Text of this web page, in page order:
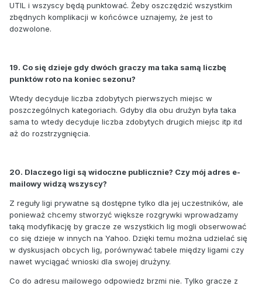
UTIL i wszyscy będą punktować. Żeby oszczędzić wszystkim
zbędnych komplikacji w końcówce uznajemy, że jest to
dozwolone.
19. Co się dzieje gdy dwóch graczy ma taka samą liczbę
punktów roto na koniec sezonu?
Wtedy decyduje liczba zdobytych pierwszych miejsc w
poszczególnych kategoriach. Gdyby dla obu drużyn była taka
sama to wtedy decyduje liczba zdobytych drugich miejsc itp itd
aż do rozstrzygnięcia.
20. Dlaczego ligi są widoczne publicznie? Czy mój adres e-
mailowy widzą wszyscy?
Z reguły ligi prywatne są dostępne tylko dla jej uczestników, ale
ponieważ chcemy stworzyć większe rozgrywki wprowadzamy
taką modyfikację by gracze ze wszystkich lig mogli obserwować
co się dzieje w innych na Yahoo. Dzięki temu można udzielać się
w dyskusjach obcych lig, porównywać tabele między ligami czy
nawet wyciągać wnioski dla swojej drużyny.
Co do adresu mailowego odpowiedz brzmi nie. Tylko gracze z